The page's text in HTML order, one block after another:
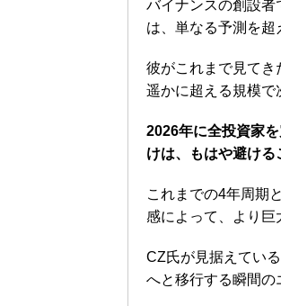
バイナンスの創設
は、単なる予測を超
彼がこれまで見てき
遥かに超える規模で
2026年に全投資家
けは、もはや避ける
これまでの4年周期
感によって、より巨
CZ氏が見据えてい
へと移行する瞬間の